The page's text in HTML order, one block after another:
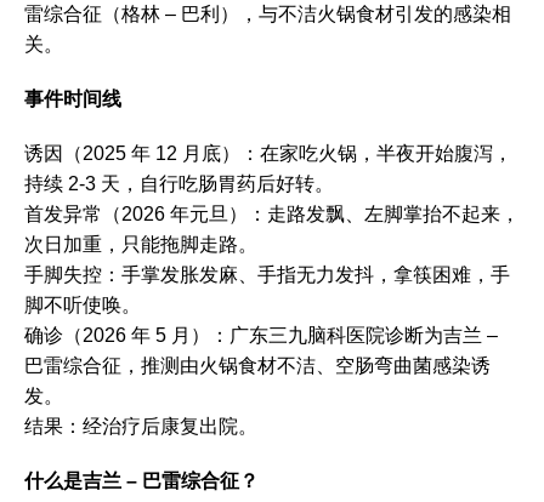
雷综合征（格林 – 巴利），与不洁火锅食材引发的感染相
关。
事件时间线
诱因（2025 年 12 月底）：在家吃火锅，半夜开始腹泻，
持续 2-3 天，自行吃肠胃药后好转。
首发异常（2026 年元旦）：走路发飘、左脚掌抬不起来，
次日加重，只能拖脚走路。
手脚失控：手掌发胀发麻、手指无力发抖，拿筷困难，手
脚不听使唤。
确诊（2026 年 5 月）：广东三九脑科医院诊断为吉兰 –
巴雷综合征，推测由火锅食材不洁、空肠弯曲菌感染诱
发。
结果：经治疗后康复出院。
什么是吉兰 – 巴雷综合征？